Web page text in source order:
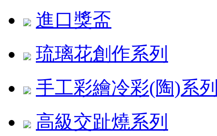
進口獎盃
琉璃花創作系列
手工彩繪冷彩(陶)系
高級交趾燒系列